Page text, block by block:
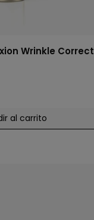
Wrinkle Correct
al carrito